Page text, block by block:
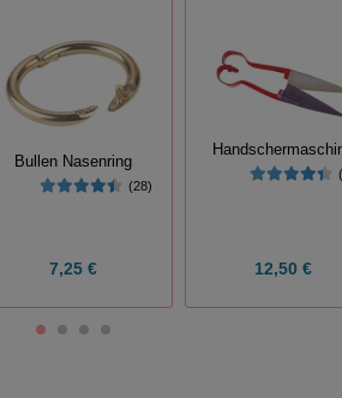
Bullen Nasenring
(28)
7,25 € 12,50 €